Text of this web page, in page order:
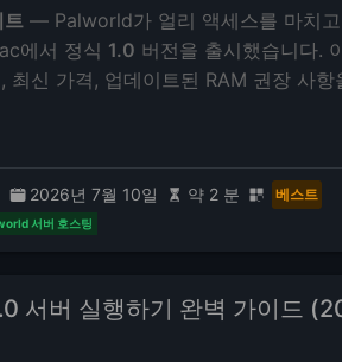
트 — Palworld가 얼리 액세스를 마치
에서 정식 1.0 버전을 출시했습니다.
최신 가격, 업데이트된 RAM 권장 사항
2026년 7월 10일 약 2 분 베스트
서버 호스팅
서버 실행하기 완벽 가이드